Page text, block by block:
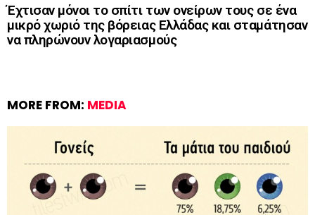
Έχτισαν μόνοι το σπίτι των ονείρων τους σε ένα
μικρό χωριό της βόρειας Ελλάδας και σταμάτησαν
να πληρώνουν λογαριασμούς
MORE FROM: MEDIA